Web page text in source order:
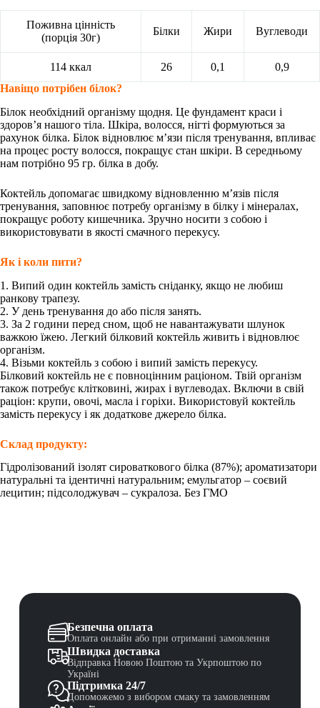
Поживна цінність
(порція 30г)
Білки Жири Вуглеводи
114 ккал 26 0,1
0,9
Навіщо потрібен білок?
Білок необхідний організму щодня. Це фундамент краси і
здоров’я нашого тіла. Шкіра, волосся, нігті формуються за
рахунок білка. Білок відновлює м’язи після тренування, впливає
на процес росту волосся, покращує стан шкіри. В середньому
нам потрібно 95 гр. білка в добу.
Коктейль допомагає швидкому відновленню м’язів після
тренування, заповнює потребу організму в білку і мінералах,
покращує роботу кишечника. Зручно носити з собою і
використовувати в якості смачного перекусу.
Як і коли пити?
1. Випий один коктейль замість сніданку, якщо не любиш
ранкову трапезу.
2. У день тренування до або після занять.
3. За 2 години перед сном, щоб не навантажувати шлунок
важкою їжею. Легкий білковий коктейль живить і відновлює
організм.
4. Візьми коктейль з собою і випий замість перекусу.
Білковий коктейль не є повноцінним раціоном. Твій організм
також потребує клітковині, жирах і вуглеводах. Включи в свій
раціон: крупи, овочі, масла і горіхи. Використовуй коктейль
замість перекусу і як додаткове джерело білка.
Склад продукту:
Гідролізований ізолят сироваткового білка (87%); ароматизатори
натуральні та ідентичні натуральним; емульгатор – соєвий
лецитин; підсолоджувач – сукралоза. Без ГМО
Безпечна оплата
Оплата онлайн або при отриманні замовлення
Швидка доставка
Відправка Новою Поштою та Укрпоштою по
Україні
Підтримка 24/7
Допоможемо з вибором смаку та замовленням